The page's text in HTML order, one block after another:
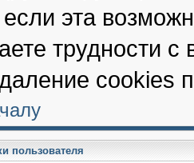
эта
трудности
cookies
пользователя